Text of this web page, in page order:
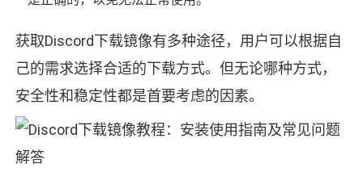
获取Discord下载镜像有多种途径，用户可以根据自
己的需求选择合适的下载方式。但无论哪种方式，
安全性和稳定性都是首要考虑的因素。